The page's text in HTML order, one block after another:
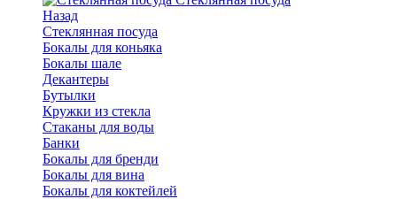
Назад
Стеклянная посуда
Бокалы для коньяка
Бокалы шале
Декантеры
Бутылки
Кружки из стекла
Стаканы для воды
Банки
Бокалы для бренди
Бокалы для вина
Бокалы для коктейлей